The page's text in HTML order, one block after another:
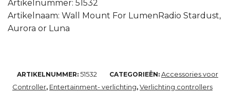
Artikelnummer: 51532
Artikelnaam: Wall Mount For LumenRadio Stardust,
Aurora or Luna
ARTIKELNUMMER: 51532 CATEGORIEËN: Accessories voor
Controller, Entertainment- verlichting, Verlichting controllers